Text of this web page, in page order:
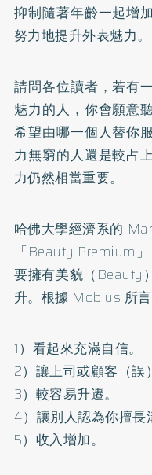
抑制隨著年齡一起增
努力地提升外表魅力。
請問各位讀者，若有
魅力的人，你會願意
希望由哪一個人替你
力無窮的人還是較占
力仍然相當重要。
哈佛大學經濟系的
「Beauty Premium
要擁有美貌（Beauty
升。根據 Mobius 所
1）看起來充滿自信。
2）讓上司或顧客（誤
3）較容易升遷。
4）讓別人認為你擅長
5）收入增加。